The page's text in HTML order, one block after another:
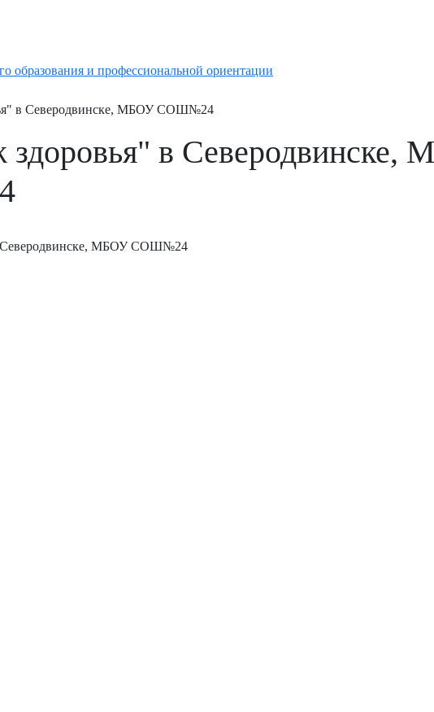
образования и профессиональной ориентации
в Северодвинске, МБОУ СОШ№24
здоровья" в Северодвинске,
Северодвинске, МБОУ СОШ№24